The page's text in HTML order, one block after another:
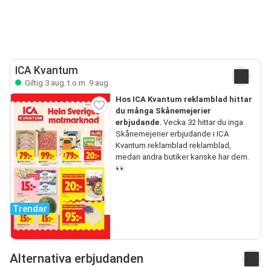
ICA Kvantum
Giltig 3 aug. t.o.m. 9 aug.
Trendar
Hos ICA Kvantum reklamblad hittar
du många Skånemejerier
erbjudande. Vecka 32 hittar du inga
Skånemejerier erbjudande i ICA
Kvantum reklamblad reklamblad,
medan andra butiker kanske har dem.
👀
Alternativa erbjudanden